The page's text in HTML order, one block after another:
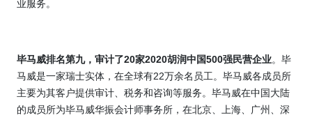
业服务。
毕马威排名第九，审计了20家2020胡润中国500强民营企业。毕
马威是一家瑞士实体，在全球有22万余名员工。毕马威各成员所
主要为其客户提供审计、税务和咨询等服务。毕马威在中国大陆
的成员所为毕马威华振会计师事务所，在北京、上海、广州、深